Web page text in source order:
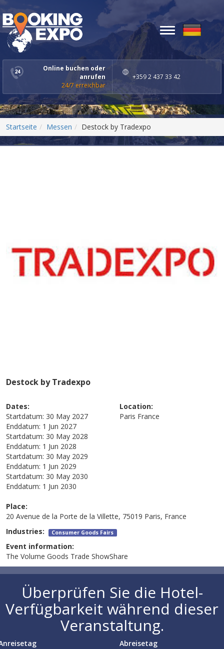
Online buchen oder
anrufen
24/7 erreichbar
+359 2 437 33 42
Toggle
navigation
Startseite Messen Destock by Tradexpo
Destock by Tradexpo
Dates:
Startdatum: 30 May 2027
Enddatum: 1 Jun 2027
Startdatum: 30 May 2028
Enddatum: 1 Jun 2028
Startdatum: 30 May 2029
Enddatum: 1 Jun 2029
Startdatum: 30 May 2030
Enddatum: 1 Jun 2030
Location:
Paris France
Place:
20 Avenue de la Porte de la Villette, 75019 Paris, France
Industries: Consumer Goods Fairs
Event information:
The Volume Goods Trade ShowShare
Überprüfen Sie die Hotel-
Verfügbarkeit während dieser
Veranstaltung.
Abreisetag